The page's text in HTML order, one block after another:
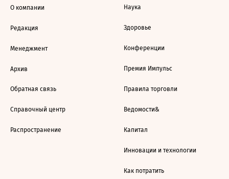
О компании
Редакция
Менеджмент
Архив
Обратная связь
Справочный центр
Распространение
Наука
Здоровье
Конференции
Премия Импульс
Правила торговли
Ведомости&
Капитал
Инновации и технологии
Как потратить